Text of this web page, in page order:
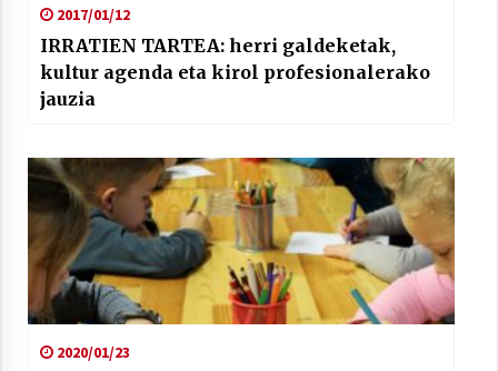
2017/01/12
IRRATIEN TARTEA: herri galdeketak,
kultur agenda eta kirol profesionalerako
jauzia
2020/01/23